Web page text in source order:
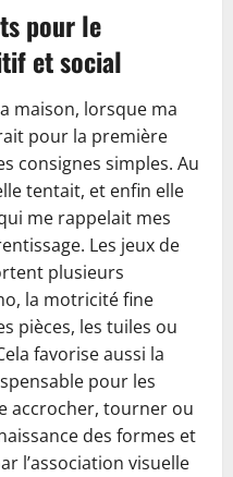
pour le
et social
maison, lorsque ma
pour la première
consignes simples. Au
tentait, et enfin elle
me rappelait mes
Les jeux de
plusieurs
la motricité fine
pièces, les tuiles ou
favorise aussi la
pour les
accrocher, tourner ou
des formes et
l’association visuelle